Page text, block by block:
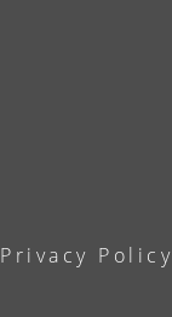
Privacy Policy